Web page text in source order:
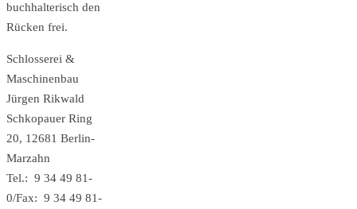
buchhalterisch den
Rücken frei.
Schlosserei &
Maschinenbau
Jürgen Rikwald
Schkopauer Ring
20, 12681 Berlin-
Marzahn
Tel.: 9 34 49 81-
0/Fax: 9 34 49 81-